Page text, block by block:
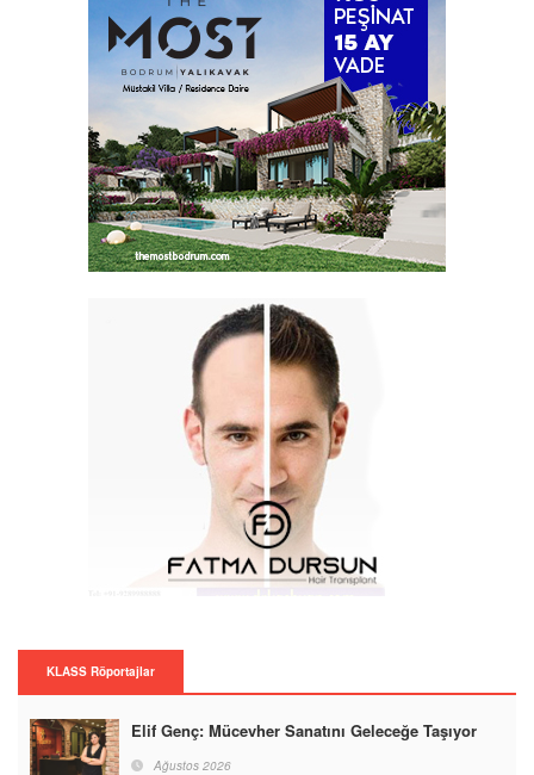
KLASS Röportajlar
Elif Genç: Mücevher Sanatını Geleceğe Taşıyor
Ağustos 2026